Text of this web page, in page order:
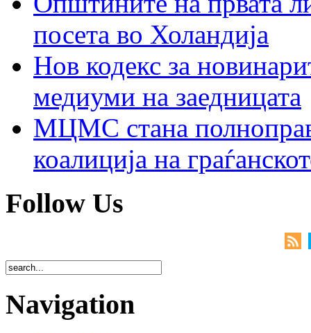
посета во Холандија
Нов кодекс за
медиуми на заедницата
МЦМС стана
коалиција на
Follow Us
Navigation